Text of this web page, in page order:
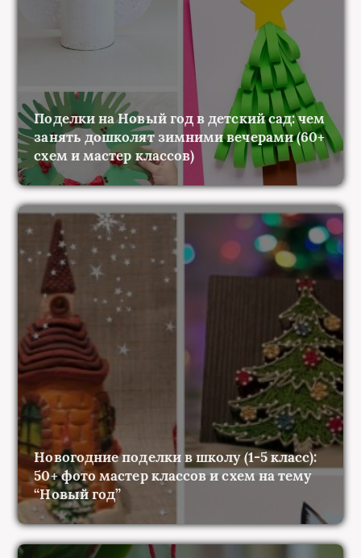
Поделки на Новый год в детский сад: чем
занять дошколят зимними вечерами (60+
схем и мастер классов)
Новогодние поделки в школу (1-5 класс):
50+ фото мастер классов и схем на тему
“Новый год”